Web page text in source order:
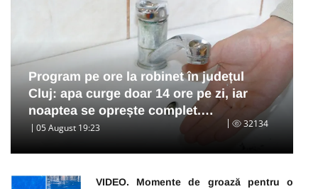
Program pe ore la robinet în județul
Cluj: apa curge doar 14 ore pe zi, iar
noaptea se oprește complet.…
05 August 19:23 32134
VIDEO. Momente de groază pentru o